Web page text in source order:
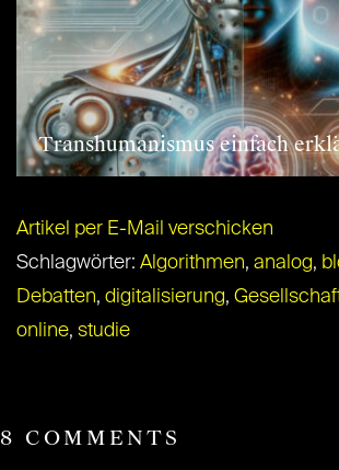
Transhumanismus einfach
Artikel per E-Mail verschicken
Schlagwörter: Algorithmen, analog,
Debatten, digitalisierung,
online, studie
8 COMMENTS